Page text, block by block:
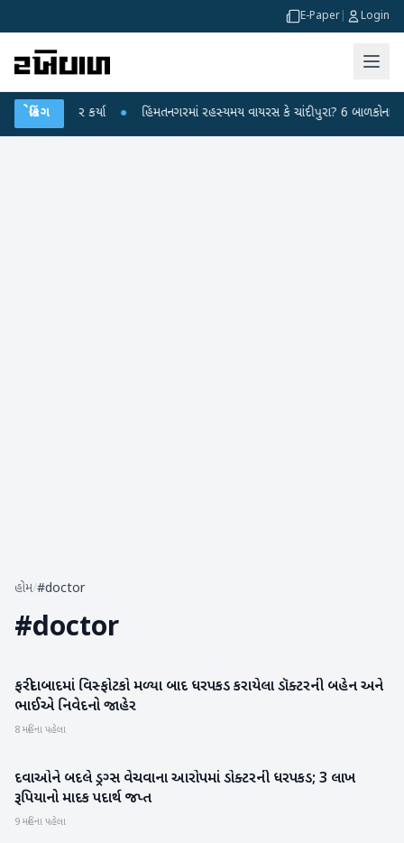
E-Paper Login
બ્રેકિંગ
પ્રહાર કર્યા ● હિંમતનગરમાં રહસ્યમય વાયરસ કે ચાંદીપુરા? 6 બાળકોના મોતથી
હોમ/#doctor
#doctor
રાષ્ટ્રીય
ફરીદાબાદમાં વિસ્ફોટકો મળ્યા બાદ ધરપકડ કરાયેલા ડૉક્ટરની બહેન અને
ભાઈએ નિવેદનો જાહેર
8 મહિના પહેલા
રાષ્ટ્રીય
દવાઓને બદલે ડ્રગ્સ વેચવાના આરોપમાં ડોક્ટરની ધરપકડ; 3 લાખ
રૂપિયાનો માદક પદાર્થ જપ્ત
9 મહિના પહેલા